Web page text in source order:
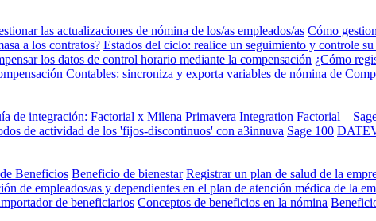
las actualizaciones de nómina de los/as empleados/as Cómo
a los contratos? Estados del ciclo: realice un seguimiento y controle
los datos de control horario mediante la compensación ¿Cómo
Contables: sincroniza y exporta variables de nómina de
de integración: Factorial x Milena Primavera Integration Factorial –
de actividad de los 'fijos-discontinuos' con a3innuva Sage 100
Beneficios Beneficio de bienestar Registrar un plan de salud de la
de empleados/as y dependientes en el plan de atención médica de la
de beneficiarios Conceptos de beneficios en la nómina